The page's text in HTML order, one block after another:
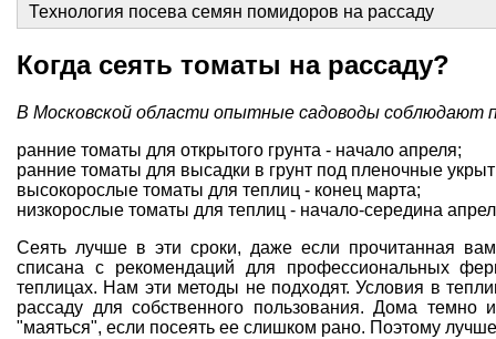
Технология посева семян помидоров на рассаду
Когда сеять томаты на рассаду?
В Московской области опытные садоводы соблюдают
ранние томаты для открытого грунта - начало апреля;
ранние томаты для высадки в грунт под пленочные
высокорослые томаты для теплиц - конец марта;
низкорослые томаты для теплиц - начало-середина
Сеять лучше в эти сроки, даже если прочитанная
списана с рекомендаций для профессиональных
теплицах. Нам эти методы не подходят. Условия в
рассаду для собственного пользования. Дома
"маяться", если посеять ее слишком рано. Поэтому